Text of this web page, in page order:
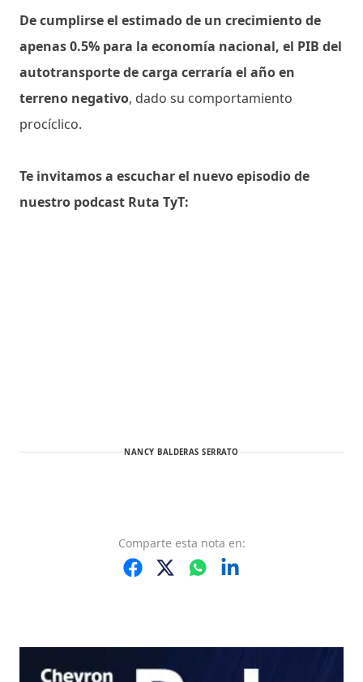
De cumplirse el estimado de un crecimiento de
apenas 0.5% para la economía nacional, el PIB del
autotransporte de carga cerraría el año en
terreno negativo, dado su comportamiento
procíclico.
Te invitamos a escuchar el nuevo episodio de
nuestro podcast Ruta TyT:
NANCY BALDERAS SERRATO
Comparte esta nota en: